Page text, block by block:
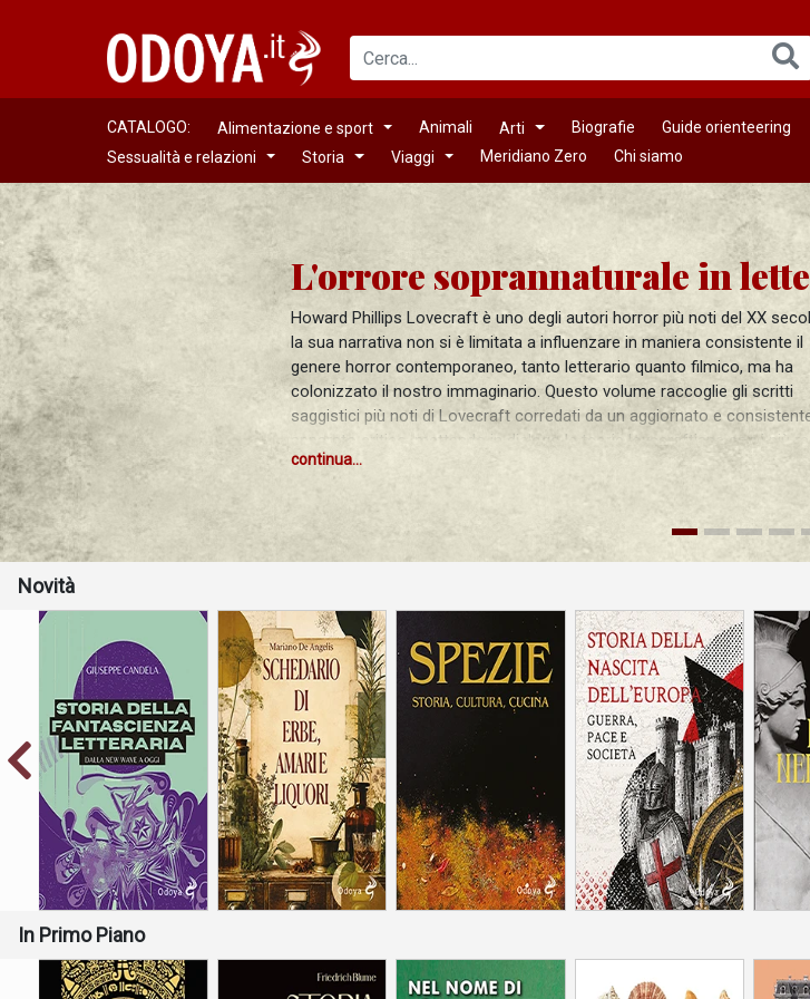
CATALOGO: Alimentazione e sport Animali Arti Biografie Guide orienteering
Sessualità e relazioni
Storia Viaggi Meridiano Zero Chi siamo
Howard Phillips Lovecraft è uno degli autori horror più noti del XX
la sua narrativa non si è limitata a influenzare in maniera consistente il
genere horror contemporaneo, tanto letterario quanto filmico, ma ha
colonizzato il nostro immaginario. Questo volume raccoglie gli scritti
saggistici più noti di Lovecraft corredati da un aggiornato e
apparato critico, mettendo in dialogo le teorie lovecraftiane con i più
commenti concettuali e filosofici sulla sua opera.
sulla continuità tra l’umano e il mostruoso (come avveniva nel romanzo
gotico e nelle storie di fantasmi o nelle figure del vampiro o del
dunque sul riconoscimento perturbante del familiare nello strano
L’horror lovecraftiano – che confina con la fantascienza – ha al centro
creature così vaste e spaventose da risultare inconcepibili. Tale orrore,
matrice materialista, si fonda sulla presentazione di un’alterità radicale,
l’incontro con la quale coincide con un drastico ridimensionamento
dell’antropocentrismo e con il collasso del soggetto umano.
“L’opera di Lovecraft è ‘un amalgama inclassificabile di fantasy e
fantascienza’, e non è sorprendente che abbia influenzato in maniera
considerevole lo sviluppo successivo di entrambi i generi”.
– S.T. Joshi
“Noi camminiamo nell’oscurità insieme a fantasmi e spettri che non
conosciamo e il nostro piccolo mondo si immerge ciecamente in
stesso è una fusione tra credenza e capacità di intendere”.
– H.P. Lovecraft
continua...
Novità
Dalla New Wave a oggi
Storia, cultura, cucina
Guerra, pace e società
In Primo Piano